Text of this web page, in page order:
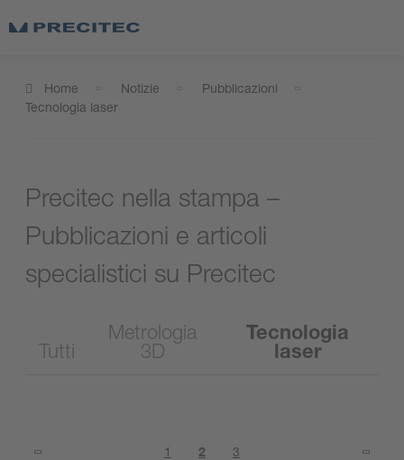
Home Notizie
Pubblicazioni
Tecnologia laser
Precitec nella stampa –
Pubblicazioni e articoli
specialistici su Precitec
Tutti
Metrologia
3D
Tecnologia
laser
1 2 3